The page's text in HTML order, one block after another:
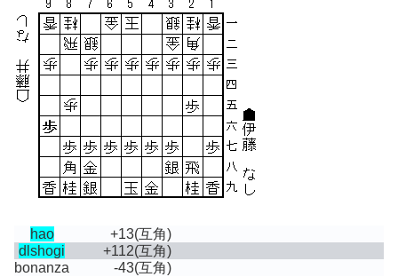
hao +13(互角)
dlshogi
+112(互角)
bonanza
-43(互角)